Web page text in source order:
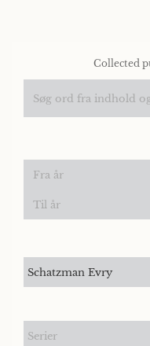
Collected
Schatzman Evry
Serier